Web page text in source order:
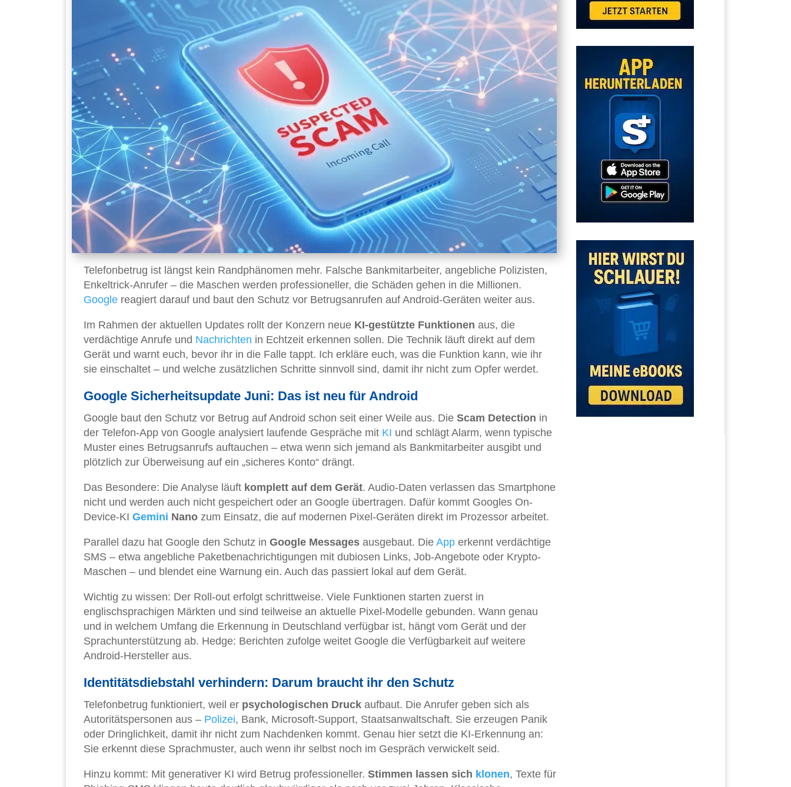
Telefonbetrug ist längst kein Randphänomen mehr. Falsche Bankmitarbeiter, angebliche Polizisten,
Enkeltrick-Anrufer – die Maschen werden professioneller, die Schäden gehen in die Millionen.
Google reagiert darauf und baut den Schutz vor Betrugsanrufen auf Android-Geräten weiter aus.
Im Rahmen der aktuellen Updates rollt der Konzern neue KI-gestützte Funktionen aus, die
verdächtige Anrufe und Nachrichten in Echtzeit erkennen sollen. Die Technik läuft direkt auf dem
Gerät und warnt euch, bevor ihr in die Falle tappt. Ich erkläre euch, was die Funktion kann, wie ihr
sie einschaltet – und welche zusätzlichen Schritte sinnvoll sind, damit ihr nicht zum Opfer werdet.
Google Sicherheitsupdate Juni: Das ist neu für Android
Google baut den Schutz vor Betrug auf Android schon seit einer Weile aus. Die Scam Detection in
der Telefon-App von Google analysiert laufende Gespräche mit KI und schlägt Alarm, wenn typische
Muster eines Betrugsanrufs auftauchen – etwa wenn sich jemand als Bankmitarbeiter ausgibt und
plötzlich zur Überweisung auf ein „sicheres Konto“ drängt.
Das Besondere: Die Analyse läuft komplett auf dem Gerät. Audio-Daten verlassen das Smartphone
nicht und werden auch nicht gespeichert oder an Google übertragen. Dafür kommt Googles On-
Device-KI Gemini Nano zum Einsatz, die auf modernen Pixel-Geräten direkt im Prozessor arbeitet.
Parallel dazu hat Google den Schutz in Google Messages ausgebaut. Die App erkennt verdächtige
SMS – etwa angebliche Paketbenachrichtigungen mit dubiosen Links, Job-Angebote oder Krypto-
Maschen – und blendet eine Warnung ein. Auch das passiert lokal auf dem Gerät.
Wichtig zu wissen: Der Roll-out erfolgt schrittweise. Viele Funktionen starten zuerst in
englischsprachigen Märkten und sind teilweise an aktuelle Pixel-Modelle gebunden. Wann genau
und in welchem Umfang die Erkennung in Deutschland verfügbar ist, hängt vom Gerät und der
Sprachunterstützung ab. Hedge: Berichten zufolge weitet Google die Verfügbarkeit auf weitere
Android-Hersteller aus.
Identitätsdiebstahl verhindern: Darum braucht ihr den Schutz
Telefonbetrug funktioniert, weil er psychologischen Druck aufbaut. Die Anrufer geben sich als
Autoritätspersonen aus – Polizei, Bank, Microsoft-Support, Staatsanwaltschaft. Sie erzeugen Panik
oder Dringlichkeit, damit ihr nicht zum Nachdenken kommt. Genau hier setzt die KI-Erkennung an:
Sie erkennt diese Sprachmuster, auch wenn ihr selbst noch im Gespräch verwickelt seid.
Hinzu kommt: Mit generativer KI wird Betrug professioneller. Stimmen lassen sich klonen, Texte für